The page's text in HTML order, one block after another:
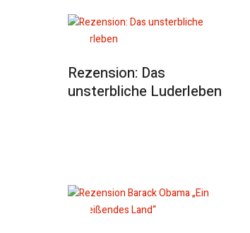
Rezension: Das
unsterbliche Luderleben